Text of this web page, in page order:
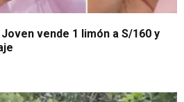
vende 1 limón a S/160 y